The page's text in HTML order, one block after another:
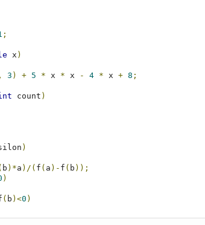
;
x )
, 3 ) + 5 * x * x - 4 * x + 8 ;
count )
)
b )*a )/( f ( a )- f ( b ));
)
( b )<0 )